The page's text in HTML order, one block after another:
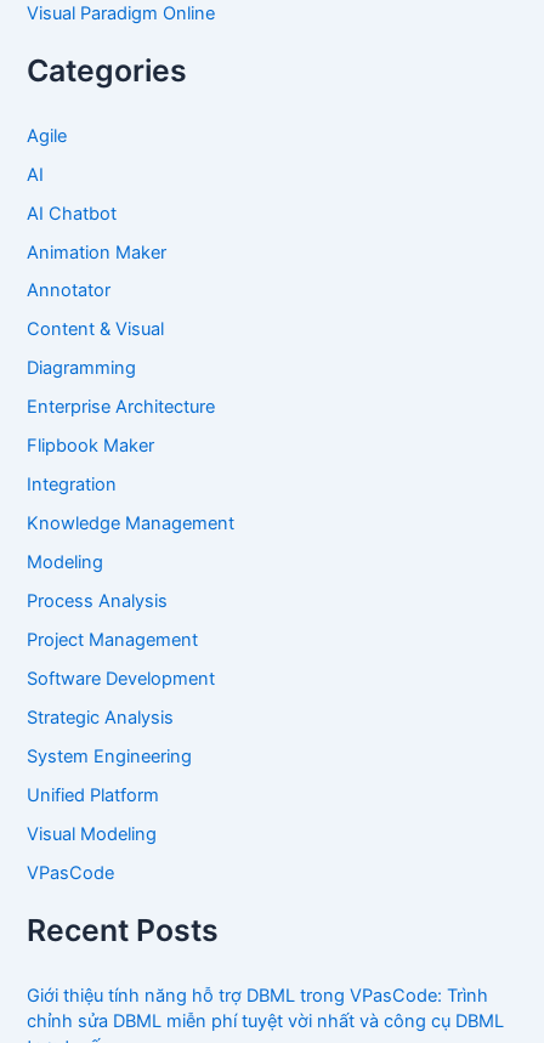
Visual Paradigm Online
Categories
Agile
AI
AI Chatbot
Animation Maker
Annotator
Content & Visual
Diagramming
Enterprise Architecture
Flipbook Maker
Integration
Knowledge Management
Modeling
Process Analysis
Project Management
Software Development
Strategic Analysis
System Engineering
Unified Platform
Visual Modeling
VPasCode
Recent Posts
Giới thiệu tính năng hỗ trợ DBML trong VPasCode: Trình
chỉnh sửa DBML miễn phí tuyệt vời nhất và công cụ DBML